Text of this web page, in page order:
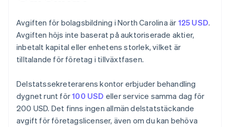
Avgiften för bolagsbildning i North Carolina är 125 USD.
Avgiften höjs inte baserat på auktoriserade aktier,
inbetalt kapital eller enhetens storlek, vilket är
tilltalande för företag i tillväxtfasen.
Delstatssekreterarens kontor erbjuder behandling
dygnet runt för100 USD eller service samma dag för
200 USD. Det finns ingen allmän delstatstäckande
avgift för företagslicenser, även om du kan behöva